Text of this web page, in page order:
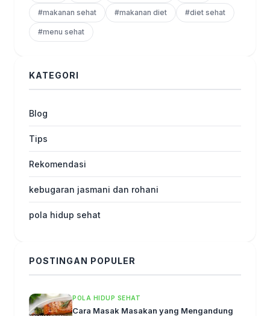
#makanan sehat #makanan diet #diet sehat
#menu sehat
KATEGORI
Blog
Tips
Rekomendasi
kebugaran jasmani dan rohani
pola hidup sehat
POSTINGAN POPULER
POLA HIDUP SEHAT
Cara Masak Masakan yang Mengandung